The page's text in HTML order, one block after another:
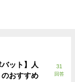
ット】人
おすすめ
31
回答